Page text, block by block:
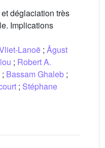
déglaciation très
Implications
Lanoë ; Ågust
; Robert A.
; Bassam Ghaleb ;
; Stéphane